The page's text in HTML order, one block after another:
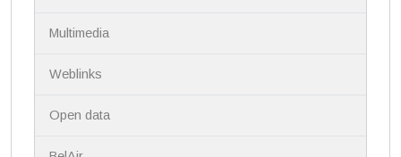
Multimedia
Weblinks
Open data